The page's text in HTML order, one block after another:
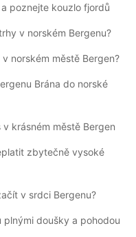
poznejte kouzlo fjordů
v norském Bergenu?
norském městě Bergen?
Brána do norské
krásném městě Bergen
zbytečně vysoké
v srdci Bergenu?
doušky a pohodou